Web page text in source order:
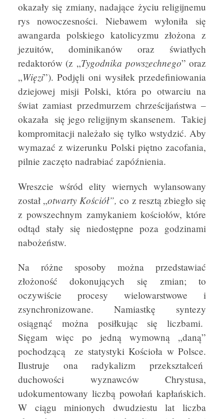
okazały się zmiany, nadające życiu religijnemu
rys nowoczesności. Niebawem wyłoniła się
awangarda polskiego katolicyzmu złożona z
jezuitów, dominikanów oraz światłych
redaktorów (z „Tygodnika powszechnego” oraz
„Więzi”). Podjęli oni wysiłek przedefiniowania
dziejowej misji Polski, która po otwarciu na
świat zamiast przedmurzem chrześcijaństwa –
okazała się jego religijnym skansenem. Takiej
kompromitacji należało się tylko wstydzić. Aby
wymazać z wizerunku Polski piętno zacofania,
pilnie zaczęto nadrabiać zapóźnienia.
Wreszcie wśród elity wiernych wylansowany
został „otwarty Kościół”, co z resztą zbiegło się
z powszechnym zamykaniem kościołów, które
odtąd stały się niedostępne poza godzinami
nabożeństw.
Na różne sposoby można przedstawiać
złożoność dokonujących się zmian; to
oczywiście procesy wielowarstwowe i
zsynchronizowane. Namiastkę syntezy
osiągnąć można posiłkując się liczbami.
Sięgam więc po jedną wymowną „daną”
pochodzącą ze statystyki Kościoła w Polsce.
Ilustruje ona radykalizm przekształceń
duchowości wyznawców Chrystusa,
udokumentowany liczbą powołań kapłańskich.
W ciągu minionych dwudziestu lat liczba